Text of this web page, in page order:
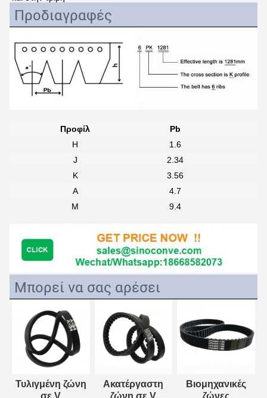
Προδιαγραφές
Προφίλ
Pb
H
1.6
J
2.34
Κ
3.56
Α
4.7
Μ
9.4
Μπορεί να σας αρέσει
Τυλιγμένη ζώνη
σε V
Ακατέργαστη
ζώνη σε V
Βιομηχανικές
ζώνες